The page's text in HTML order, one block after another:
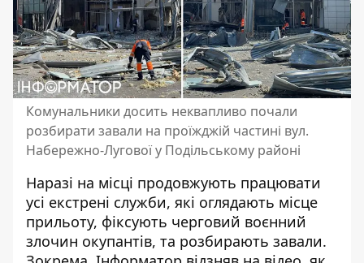
Комунальники досить неквапливо почали
розбирати завали на проїжджій частині вул.
Набережно-Лугової у Подільському районі
Наразі на місці продовжують працювати
усі екстрені служби, які оглядають місце
прильоту, фіксують черговий воєнний
злочин окупантів, та розбирають завали.